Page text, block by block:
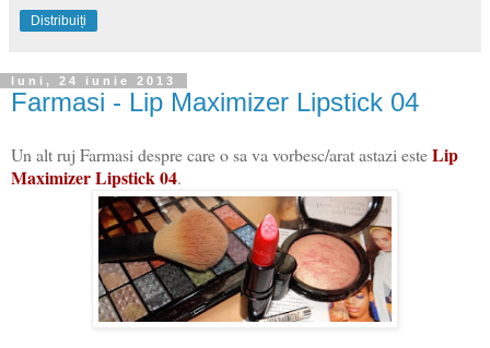
Distribuiți
luni, 24 iunie 2013
Farmasi - Lip Maximizer Lipstick 04
Un alt ruj Farmasi despre care o sa va vorbesc/arat astazi esteLip
Maximizer Lipstick 04.